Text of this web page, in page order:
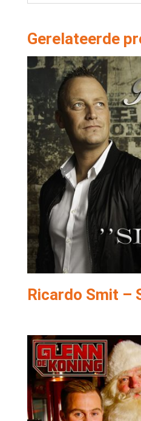
Gerelateerde
Ricardo Smit –